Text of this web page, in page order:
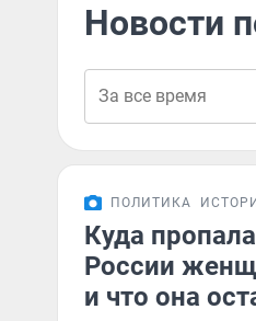
Новости
ПОЛИТИКА
Куда
России
и что она